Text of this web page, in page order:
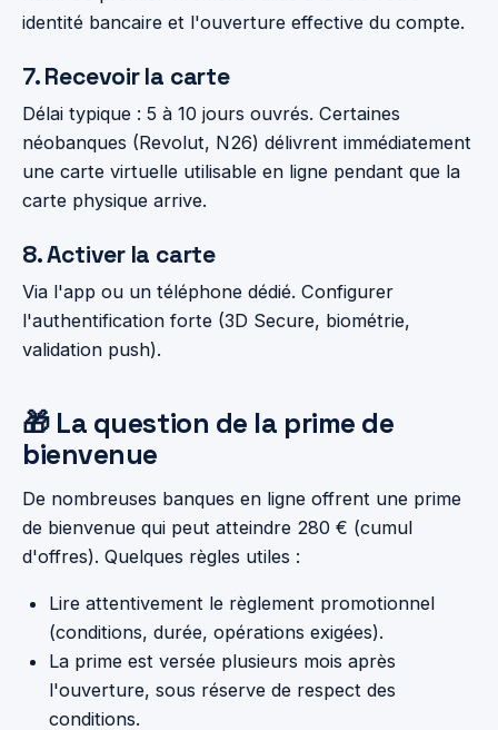
identité bancaire et l'ouverture effective du compte.
7. Recevoir la carte
Délai typique : 5 à 10 jours ouvrés. Certaines
néobanques (Revolut, N26) délivrent immédiatement
une carte virtuelle utilisable en ligne pendant que la
carte physique arrive.
8. Activer la carte
Via l'app ou un téléphone dédié. Configurer
l'authentification forte (3D Secure, biométrie,
validation push).
🎁 La question de la prime de
bienvenue
De nombreuses banques en ligne offrent une prime
de bienvenue qui peut atteindre 280 € (cumul
d'offres). Quelques règles utiles :
Lire attentivement le règlement promotionnel
(conditions, durée, opérations exigées).
La prime est versée plusieurs mois après
l'ouverture, sous réserve de respect des
conditions.